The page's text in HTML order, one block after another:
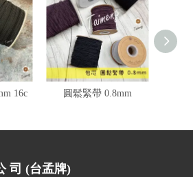
16c
圓鬆緊帶 0.8mm
司 (台孟牌)